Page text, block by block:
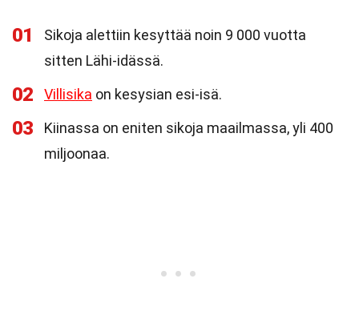
01
Sikoja alettiin kesyttää noin 9 000 vuotta
sitten Lähi-idässä.
02 Villisika on kesysian esi-isä.
03
Kiinassa on eniten sikoja maailmassa, yli 400
miljoonaa.